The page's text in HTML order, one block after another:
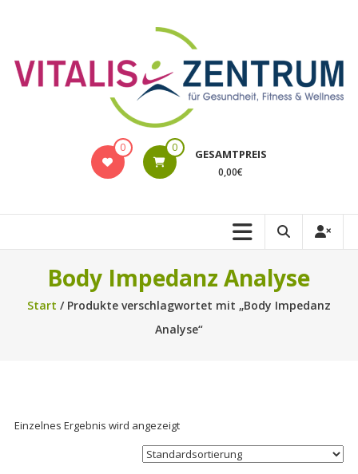
Rostock
Shop
0 0 GESAMTPREIS
0,00€
Body Impedanz Analyse
Start / Produkte verschlagwortet mit „Body Impedanz
Analyse“
Einzelnes Ergebnis wird angezeigt